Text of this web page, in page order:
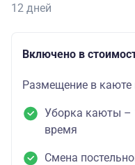
12 дней
Включено в
Размещение в каюте
Уборка каюты –
время
Смена